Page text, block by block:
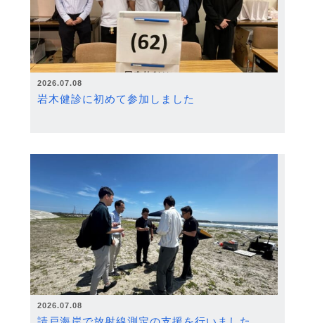
2026.07.08
岩木健診に初めて参加しました
2026.07.08